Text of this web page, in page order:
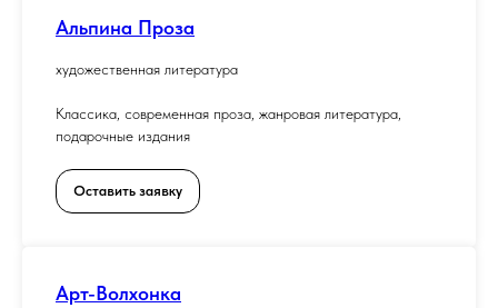
Альпина Проза
художественная литература
Классика, современная проза, жанровая литература,
подарочные издания
Оставить заявку
Арт-Волхонка